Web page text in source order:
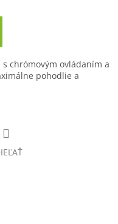
chrómovým ovládaním a
pohodlie a